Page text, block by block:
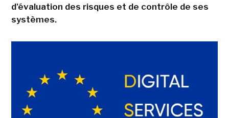
d'évaluation des risques et de contrôle de ses
systèmes.